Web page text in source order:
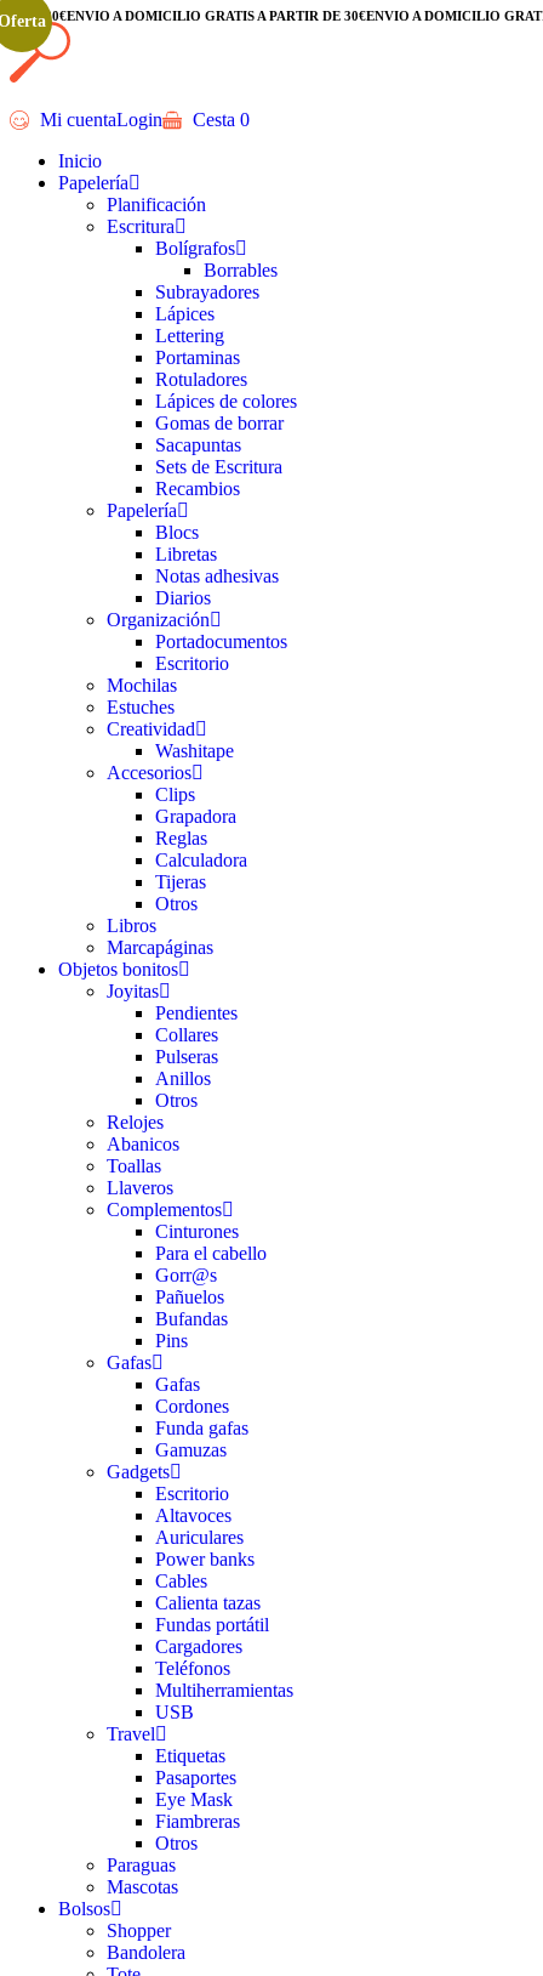
30€ENVÍO A DOMICILIO GRATIS A PARTIR DE 30€ENVÍO A DOMICILIO GRATIS A
Mi cuentaLogin Cesta 0
Inicio
Papelería
Planificación
Escritura
Bolígrafos
Borrables
Subrayadores
Lápices
Lettering
Portaminas
Rotuladores
Lápices de colores
Gomas de borrar
Sacapuntas
Sets de Escritura
Recambios
Papelería
Blocs
Libretas
Notas adhesivas
Diarios
Organización
Portadocumentos
Escritorio
Mochilas
Estuches
Creatividad
Washitape
Accesorios
Clips
Grapadora
Reglas
Calculadora
Tijeras
Otros
Libros
Marcapáginas
Objetos bonitos
Joyitas
Pendientes
Collares
Pulseras
Anillos
Otros
Relojes
Abanicos
Toallas
Llaveros
Complementos
Cinturones
Para el cabello
Gorr@s
Pañuelos
Bufandas
Pins
Gafas
Gafas
Cordones
Funda gafas
Gamuzas
Gadgets
Escritorio
Altavoces
Auriculares
Power banks
Cables
Calienta tazas
Fundas portátil
Cargadores
Teléfonos
Multiherramientas
USB
Travel
Etiquetas
Pasaportes
Eye Mask
Fiambreras
Otros
Paraguas
Mascotas
Bolsos
Shopper
Bandolera